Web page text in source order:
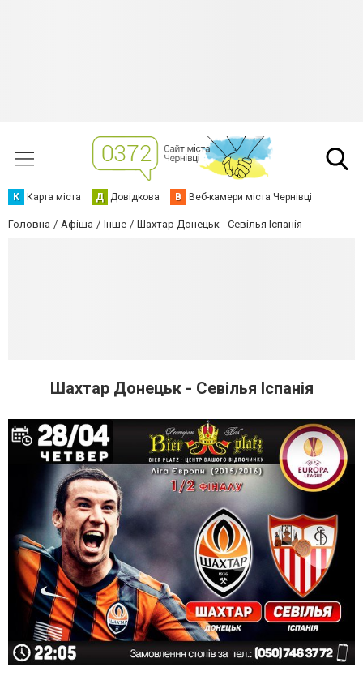
К Карта міста Д Довідкова В Веб-камери міста Чернівці
Головна Афіша Інше Шахтар Донецьк - Севілья Іспанія
Шахтар Донецьк - Севілья Іспанія